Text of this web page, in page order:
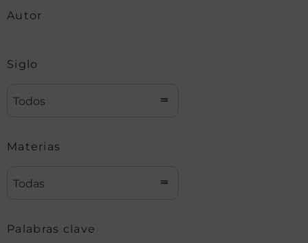
Autor
Siglo
Todos
Materias
Todas
Palabras clave